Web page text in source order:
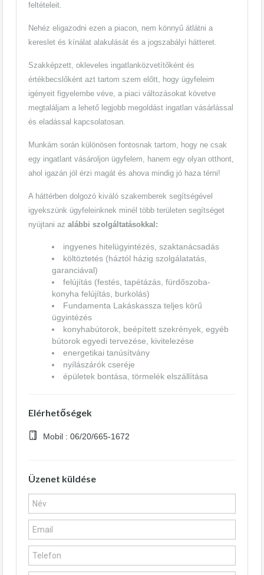
feltételeit.
Nehéz eligazodni ezen a piacon, nem könnyű átlátni a
kereslet és kínálat alakulását és a jogszabályi hátteret.
Szakképzett, okleveles ingatlanközvetítőként és
értékbecslőként azt tartom szem előtt, hogy ügyfeleim
igényeit figyelembe véve, a piaci változásokat követve
megtaláljam a lehető legjobb megoldást ingatlan vásárlással
és eladással kapcsolatosan.
Munkám során különösen fontosnak tartom, hogy ne csak
egy ingatlant vásároljon ügyfelem, hanem egy olyan otthont,
ahol igazán jól érzi magát és ahova mindig jó haza térni!
A háttérben dolgozó kiváló szakemberek segítségével
igyekszünk ügyfeleinknek minél több területen segítséget
nyújtani az alábbi szolgáltatásokkal:
ingyenes hitelügyintézés, szaktanácsadás
költöztetés (háztól házig szolgálatatás,
garanciával)
felújítás (festés, tapétázás, fürdőszoba-
konyha felújítás, burkolás)
Fundamenta Lakáskassza teljes körű
ügyintézés
konyhabútorok, beépített szekrények, egyéb
bútorok egyedi tervezése, kivitelezése
energetikai tanúsítvány
nyílászárók cseréje
épületek bontása, törmelék elszállítása
Elérhetőségek
Mobil : 06/20/665-1672
Üzenet küldése